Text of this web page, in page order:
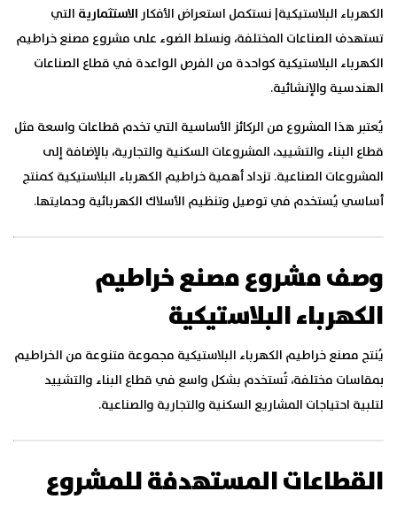
الكهرباء البلاستيكية| نستكمل استعراض الأفكارالاستثمارية التي
تستهدف الصناعات المختلفة، ونسلط الضوء على مشروع مصنع خراطيم
الكهرباء البلاستيكية كواحدة من الفرص الواعدة في قطاع الصناعات
الهندسية والإنشائية.
يُعتبر هذا المشروع من الركائز الأساسية التي تخدم قطاعات واسعة مثل
قطاع البناء والتشييد، المشروعات السكنية والتجارية، بالإضافة إلى
المشروعات الصناعية. تزداد أهمية خراطيم الكهرباء البلاستيكية كمنتج
أساسي يُستخدم في توصيل وتنظيم الأسلاك الكهربائية وحمايتها.
وصف مشروع مصنع خراطيم
الكهرباء البلاستيكية
يُنتج مصنع خراطيم الكهرباء البلاستيكية مجموعة متنوعة من الخراطيم
بمقاسات مختلفة، تُستخدم بشكل واسع في قطاع البناء والتشييد
لتلبية احتياجات المشاريع السكنية والتجارية والصناعية.
القطاعات المستهدفة للمشروع